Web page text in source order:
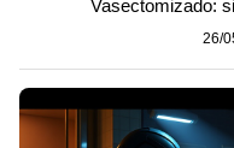
Vasectomizado:
26/